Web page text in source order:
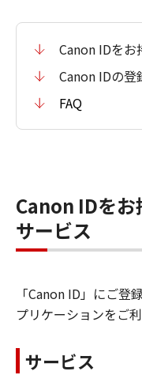
Canon IDを
Canon IDの登
FAQ
Canon IDを
サービス
「Canon ID」にご登
プリケーションをご
サービス